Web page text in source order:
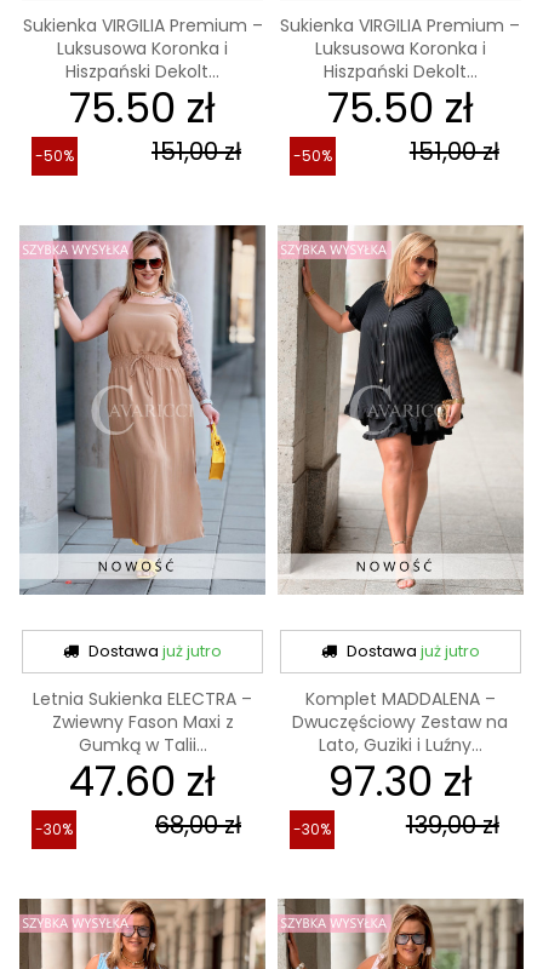
Sukienka VIRGILIA Premium –
Luksusowa Koronka i
Hiszpański Dekolt...
75.50 zł
151,00 zł
-50%
Sukienka VIRGILIA Premium –
Luksusowa Koronka i
Hiszpański Dekolt...
75.50 zł
151,00 zł
-50%
Dostawajuż jutro
Letnia Sukienka ELECTRA –
Zwiewny Fason Maxi z
Gumką w Talii...
47.60 zł
68,00 zł
-30%
Dostawa już jutro
Komplet MADDALENA –
Dwuczęściowy Zestaw na
Lato, Guziki i Luźny...
97.30 zł
139,00 zł
-30%